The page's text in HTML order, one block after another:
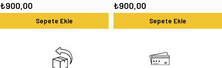
₺900,00
Sepete Ekle
₺900,00
Sepete Ekle